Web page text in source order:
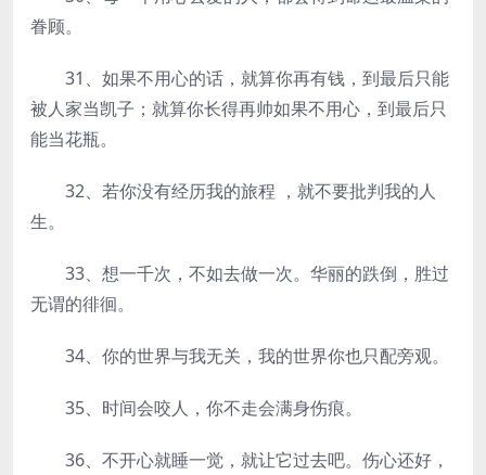
眷顾。
31、如果不用心的话，就算你再有钱，到最后只能
被人家当凯子；就算你长得再帅如果不用心，到最后只
能当花瓶。
32、若你没有经历我的旅程 ，就不要批判我的人
生。
33、想一千次，不如去做一次。华丽的跌倒，胜过
无谓的徘徊。
34、你的世界与我无关，我的世界你也只配旁观。
35、时间会咬人，你不走会满身伤痕。
36、不开心就睡一觉，就让它过去吧。伤心还好，